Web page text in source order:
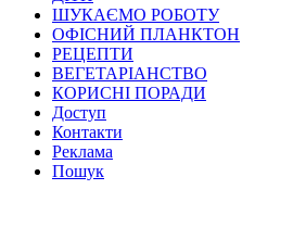
ШУКАЄМО РОБОТУ
ОФІСНИЙ ПЛАНКТОН
РЕЦЕПТИ
ВЕГЕТАРІАНСТВО
КОРИСНІ ПОРАДИ
Доступ
Контакти
Реклама
Пошук